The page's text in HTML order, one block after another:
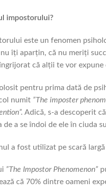
impostorului?
este un fenomen
îți aparțin, că nu meriți
că alții te vor expune
pentru prima dată de
numit ”The imposter
Adică, s-a descoperit
a se îndoi de ele în ciuda
a fost utilizat pe scară
”The Impostor Phenomenon”
că 70% dintre oameni